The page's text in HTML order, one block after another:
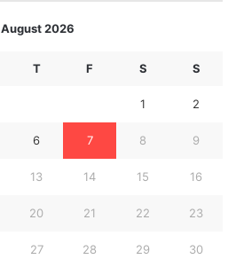
August 2026
T F S S
1 2
6 7 8 9
13 14 15 16
20 21 22 23
27 28 29 30